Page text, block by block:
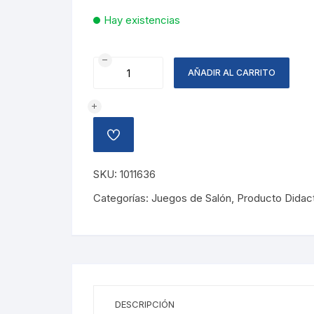
Hay existencias
ROMPECABEZA
MADERA
cantidad
AÑADIR AL CARRITO
AÑADIR
A
LISTA
DE
DESEOS
SKU: 1011636
Categorías: Juegos de Salón, Producto
DESCRIPCIÓN